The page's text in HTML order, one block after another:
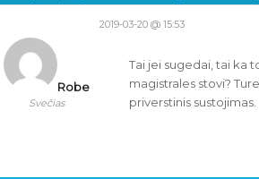
2019-03-20 @ 15:53
Robe
Svečias
Tai jei sugedai, tai ka
magistrales stovi?
priverstinis sustojimas.